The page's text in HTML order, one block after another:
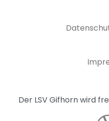
Der LSV Gifhorn wird